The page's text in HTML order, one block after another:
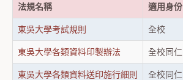
法規名稱 適用身份
東吳大學考試規則 全校
東吳大學各類資料印製辦法 全校同仁
東吳大學各類資料送印施行細則 全校同仁